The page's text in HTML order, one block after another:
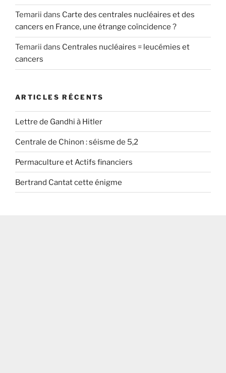
Temarii dans Carte des centrales nucléaires et des
cancers en France, une étrange coïncidence ?
Temarii dans Centrales nucléaires = leucémies et
cancers
ARTICLES RÉCENTS
Lettre de Gandhi à Hitler
Centrale de Chinon : séisme de 5,2
Permaculture et Actifs financiers
Bertrand Cantat cette énigme